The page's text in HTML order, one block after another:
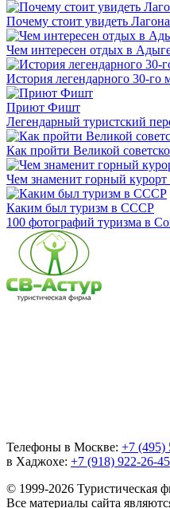
Почему стоит увидеть
Чем интересен отдых в
История легендарного 30-
Приют Фишт
Легендарный туристский
Как пройти Великой
Чем знаменит горный
Каким был туризм в СССР
100 фотографий туризма в
Телефоны в Москве: +7 (495)
в Хаджохе: +7 (918) 922-26-45
© 1999-2026 Туристическая
Все материалы сайта